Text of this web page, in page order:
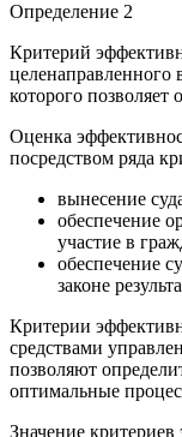
Определение 2
Критерий
целенаправленного
которого позволяет
Оценка
посредством ряда
вынесение
обеспечение
участие в
обеспечение
законе
Критерии
средствами
позволяют
оптимальные
Значение